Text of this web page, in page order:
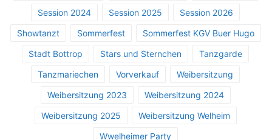
Session 2024
Session 2025
Session 2026
Showtanzt
Sommerfest
Sommerfest KGV Buer Hugo
Stadt Bottrop
Stars und Sternchen
Tanzgarde
Tanzmariechen
Vorverkauf
Weibersitzung
Weibersitzung 2023
Weibersitzung 2024
Weibersitzung 2025
Weibersitzung Welheim
Wwelheimer Party